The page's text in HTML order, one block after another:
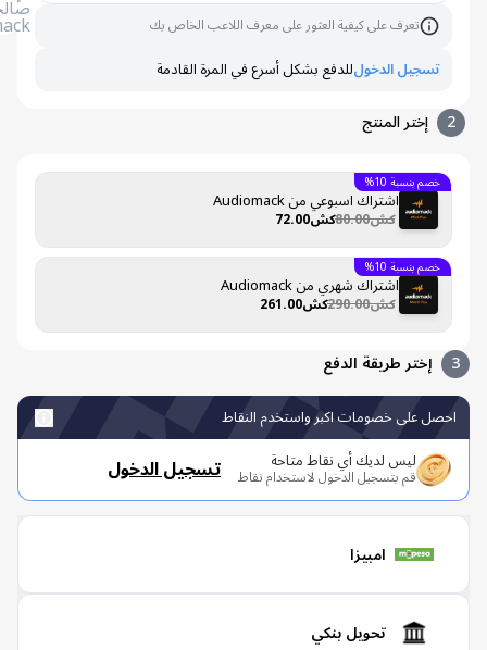
صالحًا لشركة
Audiomack تعرف على كيفية العثور على معرف اللاعب الخاص بك
الدخولللدفع بشكل أسرع في المرة القادمة
المنتج
اشتراك اسبوعي من Audiomack
كش80.00 كش72.00
10%
اشتراك شهري من Audiomack
كش290.00 كش261.00
10%
طريقة الدفع
خصومات اكبر واستخدم النقاط
ليس لديك أي نقاط متاحة
قم بتسجيل الدخول لاستخدام نقاط تسجيل الدخول
امبيزا
تحويل بنكي